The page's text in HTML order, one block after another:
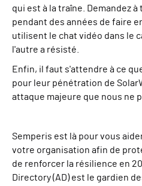
qui est à la traîne. Demandez
pendant des années de faire
utilisent le chat vidéo dans le
l'autre a résisté.
Enfin, il faut s'attendre à ce
pour leur pénétration de
attaque majeure que nous ne
Semperis est là pour vous
votre organisation afin de
de renforcer la résilience en
Directory (AD) est le gardien